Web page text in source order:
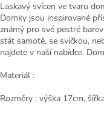
Laskavý svícen ve tvaru
Domky jsou inspirované
známý pro své pestré
stát samotě, se svíčkou,
najdete v naší nabídce.
Materiál :
Rozměry : výška 17cm,